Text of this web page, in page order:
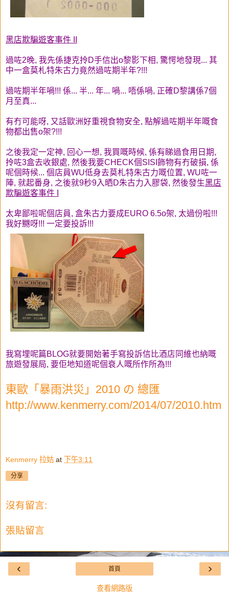
黑店欺騙遊客事件 II
過咗2晚, 我先係捷克拎D手信出o黎影下相, 驚愕地發現... 其
中一盒莫札特朱古力竟然過咗期半年?!!!
過咗期半年喎!!! 係... 半... 年... 喎... 唔係喎, 正確D黎講係7個
月至真...
有冇可能呀, 又話歐洲好重視食物安全, 點解過咗期半年嘅食
物都出售o架?!!!
之後我定一定神, 回心一想, 我買嘅時候, 係有睇過食用日期,
拎咗3盒去收銀處, 然後我要CHECK個SISI飾物有冇破損, 係
呢個時候... 個店員WU低身去莫札特朱古力嘅位置, WU咗一
陣, 就起番身, 之後就9秒9入晒D朱古力入膠袋, 然後發生黑店
欺騙遊客事件 I
太卑鄙啦呢個店員, 盒朱古力要成EURO 6.5o架, 太過份啦!!!
我好嬲呀!!! 一定要投訴!!!
我寫埋呢篇BLOG就要開始著手寫投訴信比酒店同維也納嘅
旅遊發展局, 要佢地知道呢個衰人嘅所作所為!!!
東歐「暴雨洪災」2010 の 總匯
http://www.kenmerry.com/2014/07/2010.htm
Kenmerry 拉姑 at 下午3:11
分享
沒有留言:
張貼留言
‹ ›
首頁
查看網路版